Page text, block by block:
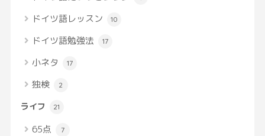
ドイツ語レッスン 10
ドイツ語勉強法 17
小ネタ 17
独検 2
ライフ 21
65点 7